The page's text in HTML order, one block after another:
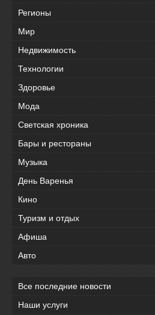
Регионы
Мир
Недвижимость
Технологии
Здоровье
Мода
Светская хроника
Бары и рестораны
Музыка
День Варенья
Кино
Туризм и отдых
Афиша
Авто
Все последние новости
Наши услуги